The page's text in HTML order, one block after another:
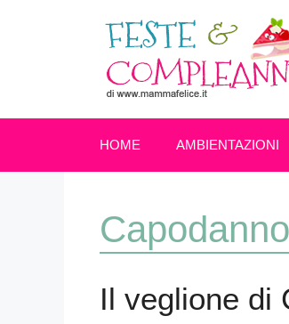
HOME AMBIENTAZIONI
Capodanno
Il veglione di